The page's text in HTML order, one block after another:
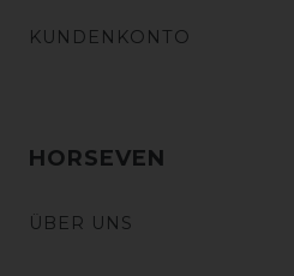
KUNDENKONTO
HORSEVEN
ÜBER UNS